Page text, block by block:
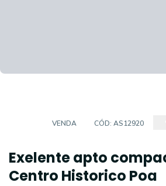
VENDA CÓD: AS12920
Exelente apto
Centro Historico Poa